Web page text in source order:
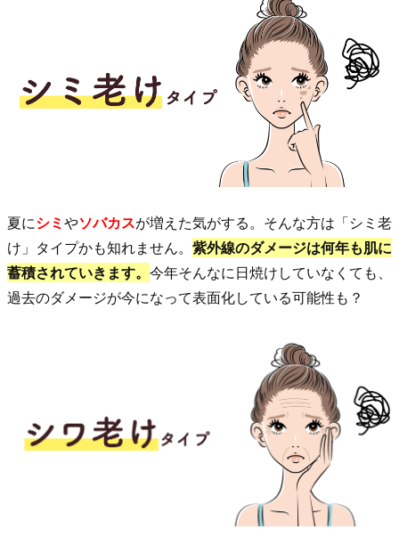
の
タ
け
の
３
パ
夏
老
夏にシミやソバカスが増えた気がする。そんな方は「シミ老
け」タイプかも知れません。 紫外線のダメージは何年も肌に
蓄積されていきます。 今年そんなに日焼けしていなくても、
過去のダメージが今になって表面化している可能性も？